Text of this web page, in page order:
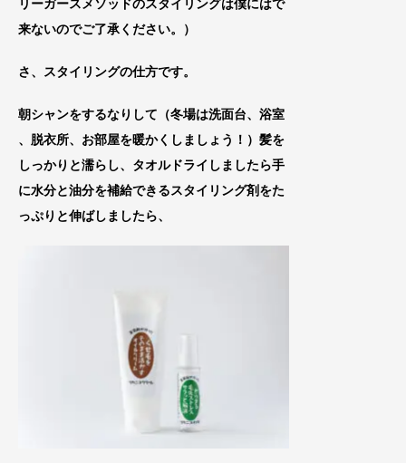
リーガースメソッドのスタイリングは僕にはで
来ないのでご了承ください。）
さ、スタイリングの仕方です。
朝シャンをするなりして（冬場は洗面台、浴室
、脱衣所、お部屋を暖かくしましょう！）髪を
しっかりと濡らし、タオルドライしましたら手
に水分と油分を補給できるスタイリング剤をた
っぷりと伸ばしましたら、